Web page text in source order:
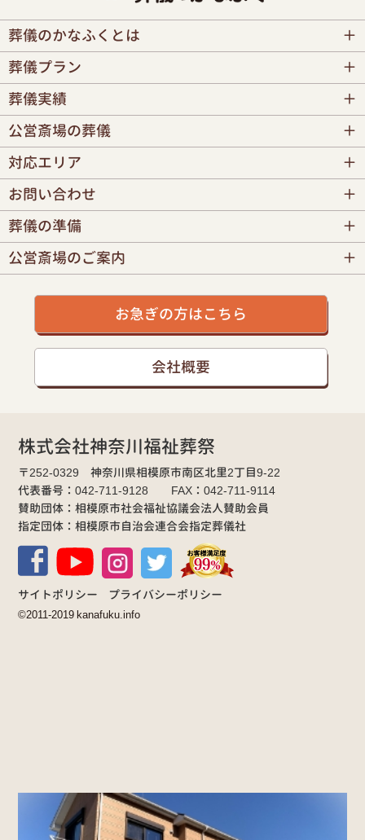
葬儀のかなふくとは
葬儀プラン
葬儀実績
公営斎場の葬儀
対応エリア
お問い合わせ
葬儀の準備
公営斎場のご案内
お急ぎの方はこちら
会社概要
株式会社神奈川福祉葬祭
〒252-0329 神奈川県相模原市南区北里2丁目9-22
代表番号：042-711-9128 FAX：042-711-9114
賛助団体：相模原市社会福祉協議会法人賛助会員
指定団体：相模原市自治会連合会指定葬儀社
サイトポリシー プライバシーポリシー
©2011-2019 kanafuku.info